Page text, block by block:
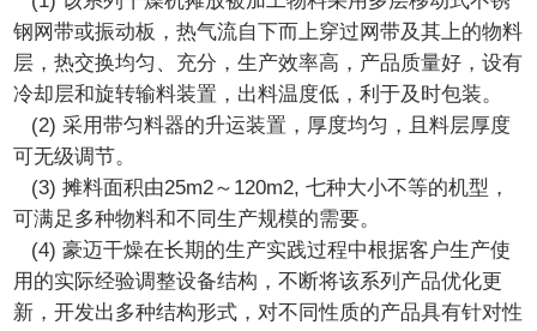
钢网带或振动板，热气流自下而上穿过网带及其上的物料
层，热交换均匀、充分，生产效率高，产品质量好，设有
冷却层和旋转输料装置，出料温度低，利于及时包装。
(2) 采用带匀料器的升运装置，厚度均匀，且料层厚度
可无级调节。
(3) 摊料面积由25m2～120m2, 七种大小不等的机型，
可满足多种物料和不同生产规模的需要。
(4) 豪迈干燥在长期的生产实践过程中根据客户生产使
用的实际经验调整设备结构，不断将该系列产品优化更
新，开发出多种结构形式，对不同性质的产品具有针对性